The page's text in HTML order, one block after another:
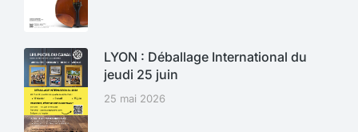
LYON : Déballage International du
jeudi 25 juin
25 mai 2026